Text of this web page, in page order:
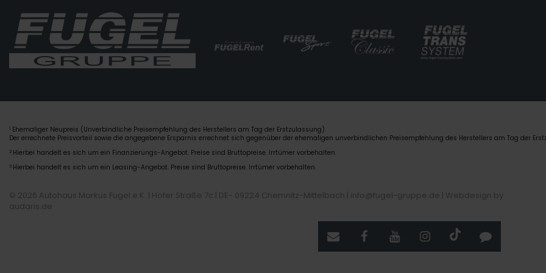
1 Ehemaliger Neupreis (Unverbindliche Preisempfehlung des Herstellers am Tag der Erstzulassung).
Der errechnete Preisvorteil sowie die angegebene Ersparnis errechnet sich gegenüber der ehemaligen unverbindlichen Preisempfehlung des Herstellers am Tag der
2 Hierbei handelt es sich um ein Finanzierungs-Angebot. Preise sind Bruttopreise. Irrtümer vorbehalten.
3 Hierbei handelt es sich um ein Leasing-Angebot. Preise sind Bruttopreise. Irrtümer vorbehalten.
© 2026 Autohaus Markus Fugel e.K. | Hofer Straße 7c | DE- 09224 Chemnitz-Mittelbach | info@fugel-gruppe.de | Webdesign by
audaris.de